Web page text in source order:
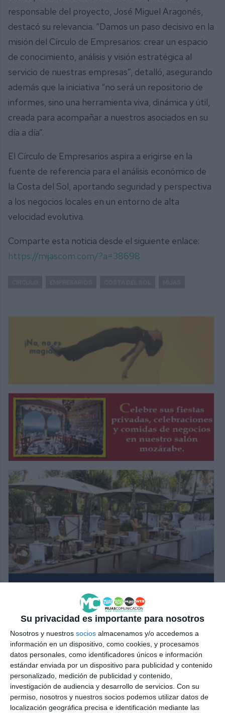
Su privacidad es importante para nosotros
Nosotros y nuestros socios almacenamos y/o accedemos a
información en un dispositivo, como cookies, y procesamos
datos personales, como identificadores únicos e información
estándar enviada por un dispositivo para publicidad y contenido
personalizado, medición de publicidad y contenido,
investigación de audiencia y desarrollo de servicios. Con su
permiso, nosotros y nuestros socios podemos utilizar datos de
localización geográfica precisa e identificación mediante las
responsable del proyecto, José Miguel Aragonés,
destacó su relevancia. “Damos un paso decisivo en la
misión del Círculo de Empresarios: crear un espacio
de conocimiento, análisis y visión estratégica al
servicio de nuestras empresas”, detalló, asegurando
además que la iniciativa “no será un repositorio de
informes, sino una herramienta viva, dinámica y útil,
creada para acompañar a nuestros asociados en su
día a día”.
El Círculo de Empresarios aspira a erigirse en la
fuente de referencia para el análisis económico de
la Costa del Sol, aportando seguridad y perspectiva
a los negocios locales en un entorno de alta
velocidad evolutiva.
Comparte esta noticia desde el siguiente enlace:
https://mijascom.com/?a=38698